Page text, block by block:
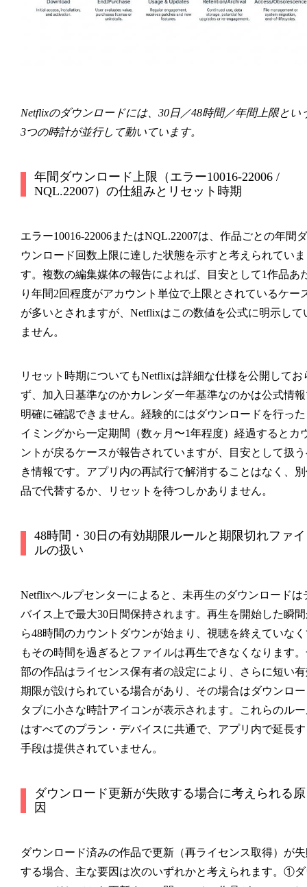
Netflixのダウンロードには、30日／48時間／年間上限とい
3つの時計が並行して動いています。
年間ダウンロード上限（エラー10016-22006 /
NQL.22007）の仕組みとリセット時期
エラー10016-22006またはNQL.22007は、作品ごとの年間ダ
ウンロード回数上限に達した状態を示すと考えられていま
す。複数の編集媒体の報告によれば、目安として1作品あ
り年間2回程度がアカウント単位で上限とされているケー
が多いとされますが、Netflixはこの数値を公式に明示して
ません。
リセット時期についてもNetflixは詳細な仕様を公開してお
ず、加入日基準なのかカレンダー年基準なのかは公式情
明確に確認できません。経験的にはダウンロードを行っ
イミングから一定期間（数ヶ月〜1年程度）経過するとカ
ントが戻るケースが報告されていますが、目安として扱
き情報です。アプリ内の再試行で解消することはなく、
品で代替するか、リセットを待つしかありません。
48時間・30日の有効期限ルールと期限切れファイ
ルの扱い
Netflixヘルプセンターによると、未再生のダウンロードは
バイス上で最大30日間保持されます。再生を開始した瞬
ら48時間のカウントダウンが始まり、視聴を終えていな
もその時間を過ぎるとファイルは再生できなくなります
部の作品はライセンス保有者の設定により、さらに短い
期限が設けられている場合があり、その場合はダウンロ
タブに小さな時計アイコンが表示されます。これらのル
はすべてのプラン・デバイスに共通で、アプリ内で延長
手段は提供されていません。
ダウンロード更新が失敗する場合に考えられる原
因
ダウンロード済みの作品で更新（再ライセンス取得）が
する場合、主な要因は次のいずれかと考えられます。①